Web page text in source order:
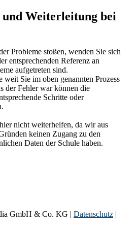
Weiterleitung bei
Probleme stoßen, wenden Sie sich
entsprechenden Referenz an
aufgetreten sind.
Sie im oben genannten Prozess
der Fehler war können die
Schritte oder
nicht weiterhelfen, da wir aus
keinen Zugang zu den
Daten der Schule haben.
GmbH & Co. KG | Datenschutz |